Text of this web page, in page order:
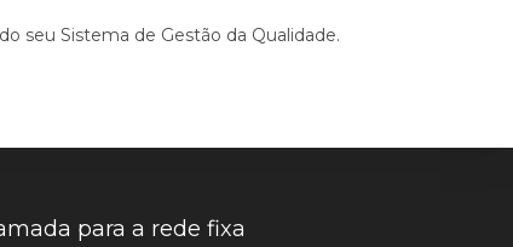
seu Sistema de Gestão da Qualidade.
para a rede fixa